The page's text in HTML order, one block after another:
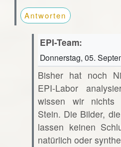
Antworten
EPI-Team:
Donnerstag, 05.
Bisher hat noch
EPI-Labor
wissen wir nichts
Stein. Die Bilder,
lassen keinen
natürlich oder